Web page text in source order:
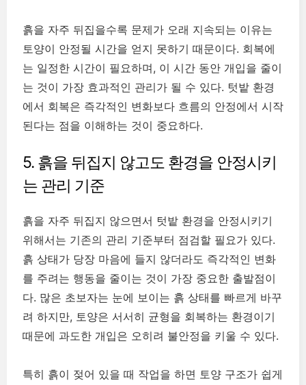
흙을 자주 뒤집을수록 문제가 오래 지속되는 이유는
토양이 안정될 시간을 얻지 못하기 때문이다. 회복에
는 일정한 시간이 필요하며, 이 시간 동안 개입을 줄이
는 것이 가장 효과적인 관리가 될 수 있다. 텃밭 환경
에서 회복은 즉각적인 변화보다 흐름의 안정에서 시작
된다는 점을 이해하는 것이 중요하다.
5. 흙을 뒤집지 않고도 환경을 안정시키
는 관리 기준
흙을 자주 뒤집지 않으면서 텃밭 환경을 안정시키기
위해서는 기존의 관리 기준부터 점검할 필요가 있다.
흙 상태가 당장 마음에 들지 않더라도 즉각적인 변화
를 주려는 행동을 줄이는 것이 가장 중요한 출발점이
다. 많은 초보자는 눈에 보이는 흙 상태를 빠르게 바꾸
려 하지만, 토양은 서서히 균형을 회복하는 환경이기
때문에 과도한 개입은 오히려 불안정을 키울 수 있다.
특히 흙이 젖어 있을 때 작업을 하면 토양 구조가 쉽게